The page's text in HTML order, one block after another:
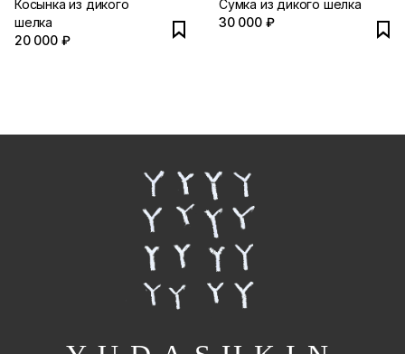
Косынка из дикого
шелка
20 000 ₽
Сумка из дикого шелка
30 000 ₽